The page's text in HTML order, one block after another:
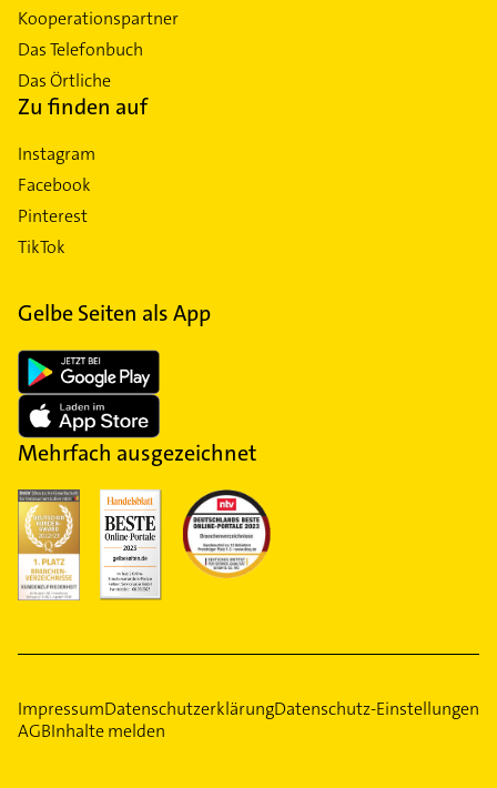
Kooperationspartner
Das Telefonbuch
Das Örtliche
Zu finden auf
Instagram
Facebook
Pinterest
TikTok
Gelbe Seiten als App
Mehrfach ausgezeichnet
ImpressumDatenschutzerklärungDatenschutz-Einstellungen
AGBInhalte melden